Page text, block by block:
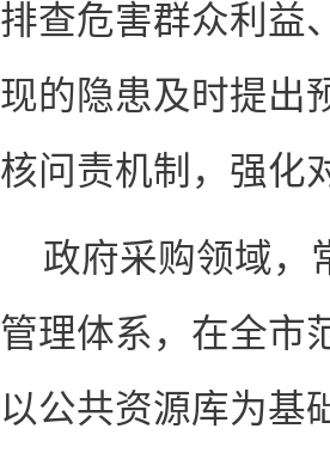
排查危害群众利益
现的隐患及时提出
核问责机制，强化
政府采购领域，
管理体系，在全市
以公共资源库为基